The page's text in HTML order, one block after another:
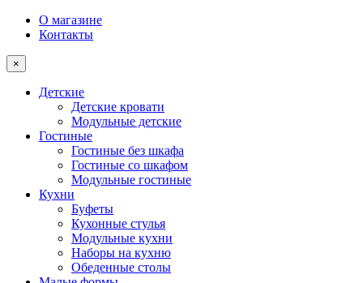
О магазине
Контакты
×
Детские
Детские кровати
Модульные детские
Гостиные
Гостиные без шкафа
Гостиные со шкафом
Модульные гостиные
Кухни
Буфеты
Кухонные стулья
Модульные кухни
Наборы на кухню
Обеденные столы